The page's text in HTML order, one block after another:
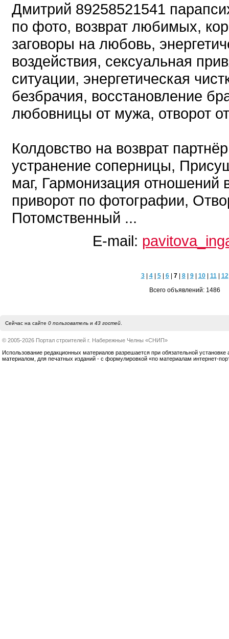
Дмитрий 89258521541
по фото, возврат любимых,
заговоры на любовь,
воздействия, сексуальная
ситуации, энергетическая
безбрачия, восстановление
любовницы от мужа, отворот
Колдовство на возврат
устранение соперницы,
маг, Гармонизация
приворот по фотографии,
Потомственный ...
E-mail:
3| 4| 5| 6| 7| 8| 9| 10| 11| 12
Всего объявлений: 1486
Сейчас на сайте 0 пользовательи 43 гостей.
© 2005-2026 Портал строителей г. Набережные Челны «СНИП»
Использование редакционных материалов разрешается при обязательной установке
материалом, для печатных изданий - с формулировкой «по материалам интернет-